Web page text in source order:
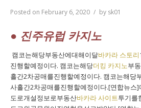
Posted on February 6, 2020 by sk01
● 진주유럽 카지노
캠코는해당부동산에대해이달바카라 스토리
진행할예정이다. 캠코는해당더킹 카지노부
흘간2차공매를진행할예정이다. 캠코는해당
사흘간2차공매를진행할예정이다.[연합뉴스
도로개설정보로부동산바카라 사이트투기를